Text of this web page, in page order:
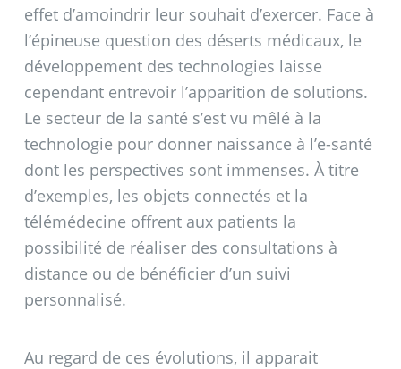
effet d’amoindrir leur souhait d’exercer. Face à
l’épineuse question des déserts médicaux, le
développement des technologies laisse
cependant entrevoir l’apparition de solutions.
Le secteur de la santé s’est vu mêlé à la
technologie pour donner naissance à l’e-santé
dont les perspectives sont immenses. À titre
d’exemples, les objets connectés et la
télémédecine offrent aux patients la
possibilité de réaliser des consultations à
distance ou de bénéficier d’un suivi
personnalisé.
Au regard de ces évolutions, il apparait